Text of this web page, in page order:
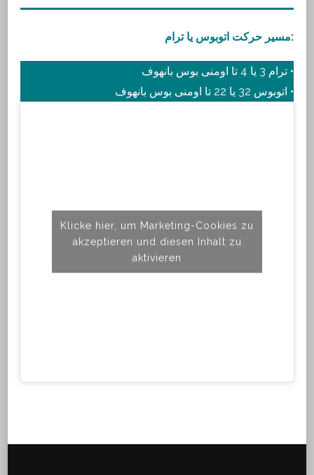
مسیر حرکت اتوبوس یا ترام:
ترام 3 یا 4 تا اومنی بوس بانهوف •
اتوبوس 32 یا 22 تا اومنی بوس بانهوف •
Klicke hier, um Marketing-Cookies zu
akzeptieren und diesen Inhalt zu
aktivieren